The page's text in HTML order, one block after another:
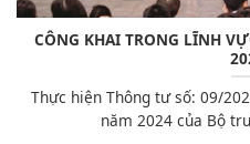
CÔNG KHAI TRONG LĨNH
Thực hiện Thông tư số: 09/
năm 2024 của Bộ